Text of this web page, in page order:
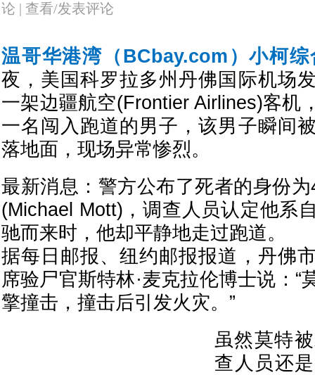
论 | 查看/发表评论
温哥华港湾（BCbay.com）小柯
夜，美国科罗拉多州丹佛国际机场
一架边疆航空(Frontier Airlines)客机
一名闯入跑道的男子，该男子瞬间
落地面，现场异常惨烈。
最新消息：警方公布了死者的身份
(Michael Mott)，调查人员认定他系
驰而来时，他却平静地走过跑道。
据每日邮报、纽约邮报报道，丹佛
席验尸官斯特林·麦克拉伦博士说：“
擎撞击，撞击后引发火灾。”
虽然莫特
查人员还